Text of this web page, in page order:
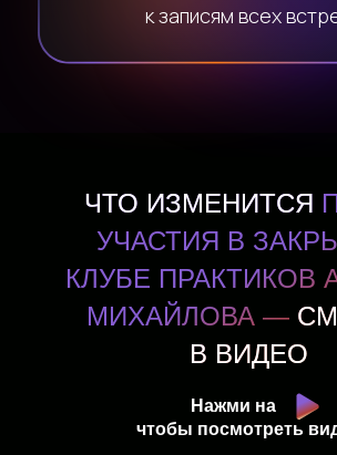
к записям всех
ЧТО ИЗМЕНИТСЯ
УЧАСТИЯ В
КЛУБЕ ПРАКТИКОВ
МИХАЙЛОВА —
В ВИДЕО
чтобы посмотреть
Нажми на